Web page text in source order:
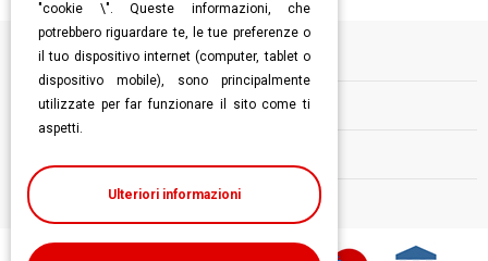
Informazioni
Follow us
"cookie \". Queste informazioni, che
potrebbero riguardare te, le tue preferenze o
il tuo dispositivo internet (computer, tablet o
dispositivo mobile), sono principalmente
utilizzate per far funzionare il sito come ti
aspetti.
Ulteriori informazioni